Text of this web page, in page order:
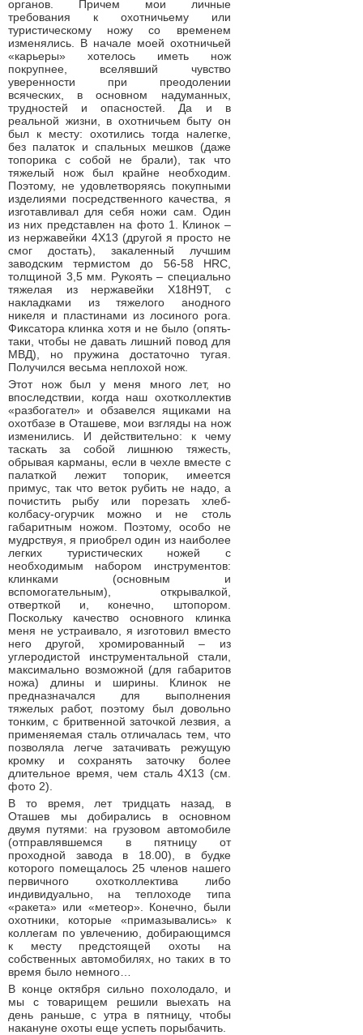
органов. Причем мои личные
требования к охотничьему или
туристическому ножу со временем
изменялись. В начале моей охотничьей
«карьеры» хотелось иметь нож
покрупнее, вселявший чувство
уверенности при преодолении
всяческих, в основном надуманных,
трудностей и опасностей. Да и в
реальной жизни, в охотничьем быту он
был к месту: охотились тогда налегке,
без палаток и спальных мешков (даже
топорика с собой не брали), так что
тяжелый нож был крайне необходим.
Поэтому, не удовлетворяясь покупными
изделиями посредственного качества, я
изготавливал для себя ножи сам. Один
из них представлен на фото 1. Клинок –
из нержавейки 4Х13 (другой я просто не
смог достать), закаленный лучшим
заводским термистом до 56-58 HRC,
толщиной 3,5 мм. Рукоять – специально
тяжелая из нержавейки Х18Н9Т, с
накладками из тяжелого анодного
никеля и пластинами из лосиного рога.
Фиксатора клинка хотя и не было (опять-
таки, чтобы не давать лишний повод для
МВД), но пружина достаточно тугая.
Получился весьма неплохой нож.
Этот нож был у меня много лет, но
впоследствии, когда наш охотколлектив
«разбогател» и обзавелся ящиками на
охотбазе в Оташеве, мои взгляды на нож
изменились. И действительно: к чему
таскать за собой лишнюю тяжесть,
обрывая карманы, если в чехле вместе с
палаткой лежит топорик, имеется
примус, так что веток рубить не надо, а
почистить рыбу или порезать хлеб-
колбасу-огурчик можно и не столь
габаритным ножом. Поэтому, особо не
мудрствуя, я приобрел один из наиболее
легких туристических ножей с
необходимым набором инструментов:
клинками (основным и
вспомогательным), открывалкой,
отверткой и, конечно, штопором.
Поскольку качество основного клинка
меня не устраивало, я изготовил вместо
него другой, хромированный – из
углеродистой инструментальной стали,
максимально возможной (для габаритов
ножа) длины и ширины. Клинок не
предназначался для выполнения
тяжелых работ, поэтому был довольно
тонким, с бритвенной заточкой лезвия, а
применяемая сталь отличалась тем, что
позволяла легче затачивать режущую
кромку и сохранять заточку более
длительное время, чем сталь 4Х13 (см.
фото 2).
В то время, лет тридцать назад, в
Оташев мы добирались в основном
двумя путями: на грузовом автомобиле
(отправлявшемся в пятницу от
проходной завода в 18.00), в будке
которого помещалось 25 членов нашего
первичного охотколлектива либо
индивидуально, на теплоходе типа
«ракета» или «метеор». Конечно, были
охотники, которые «примазывались» к
коллегам по увлечению, добирающимся
к месту предстоящей охоты на
собственных автомобилях, но таких в то
время было немного…
В конце октября сильно похолодало, и
мы с товарищем решили выехать на
день раньше, с утра в пятницу, чтобы
накануне охоты еще успеть порыбачить.